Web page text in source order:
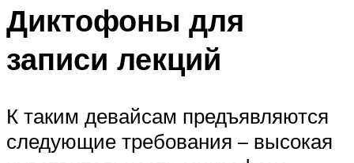
Диктофоны для
записи лекций
К таким девайсам предъявляются
следующие требования – высокая